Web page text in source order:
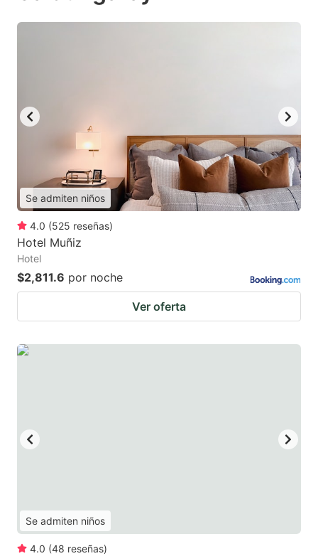
Se admiten niños
4.0 (525 reseñas)
Hotel Muñiz
Hotel
$2,811.6 por noche
Ver oferta
Se admiten niños
4.0 (48 reseñas)